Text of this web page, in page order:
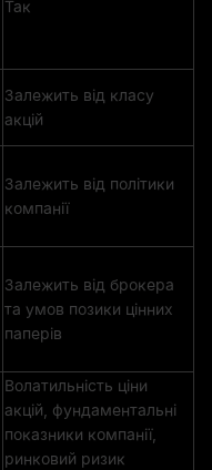
Так
Залежить від класу
акцій
Залежить від політики
компанії
Залежить від брокера
та умов позики цінних
паперів
Волатильність ціни
акцій, фундаментальні
показники компанії,
ринковий ризик